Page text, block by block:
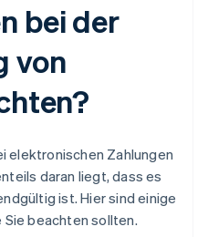
bei der
von
elektronischen Zahlungen
daran liegt, dass es
ist. Hier sind einige
beachten sollten.